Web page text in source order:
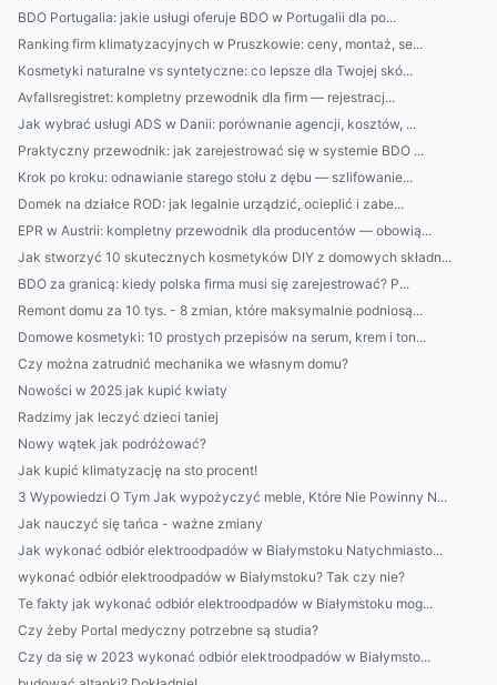
BDO Portugalia: jakie usługi oferuje BDO w Portugalii dla po...
Ranking firm klimatyzacyjnych w Pruszkowie: ceny, montaż, se...
Kosmetyki naturalne vs syntetyczne: co lepsze dla Twojej skó...
Avfallsregistret: kompletny przewodnik dla firm — rejestracj...
Jak wybrać usługi ADS w Danii: porównanie agencji, kosztów, ...
Praktyczny przewodnik: jak zarejestrować się w systemie BDO ...
Krok po kroku: odnawianie starego stołu z dębu — szlifowanie...
Domek na działce ROD: jak legalnie urządzić, ocieplić i zabe...
EPR w Austrii: kompletny przewodnik dla producentów — obowią...
Jak stworzyć 10 skutecznych kosmetyków DIY z domowych składn...
BDO za granicą: kiedy polska firma musi się zarejestrować? P...
Remont domu za 10 tys. - 8 zmian, które maksymalnie podniosą...
Domowe kosmetyki: 10 prostych przepisów na serum, krem i ton...
Czy można zatrudnić mechanika we własnym domu?
Nowości w 2025 jak kupić kwiaty
Radzimy jak leczyć dzieci taniej
Nowy wątek jak podróżować?
Jak kupić klimatyzację na sto procent!
3 Wypowiedzi O Tym Jak wypożyczyć meble, Które Nie Powinny N...
Jak nauczyć się tańca - ważne zmiany
Jak wykonać odbiór elektroodpadów w Białymstoku Natychmiasto...
wykonać odbiór elektroodpadów w Białymstoku? Tak czy nie?
Te fakty jak wykonać odbiór elektroodpadów w Białymstoku mog...
Czy żeby Portal medyczny potrzebne są studia?
Czy da się w 2023 wykonać odbiór elektroodpadów w Białymsto...